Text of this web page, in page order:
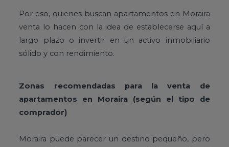
Por eso, quienes buscan apartamentos en Moraira
venta lo hacen con la idea de establecerse aquí a
largo plazo o invertir en un activo inmobiliario
sólido y con rendimiento.
Zonas recomendadas para la venta de
apartamentos en Moraira (según el tipo de
comprador)
Moraira puede parecer un destino pequeño, pero